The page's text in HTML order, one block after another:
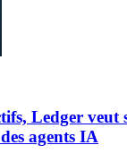
Ledger veut
agents IA